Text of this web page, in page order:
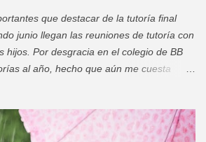
que destacar de la tutoría final
junio llegan las reuniones de tutoría con
hijos. Por desgracia en el colegio de BB
al año, hecho que aún me cuesta
expresamente para eso. Prepararse las
sencillo, sobre todo con un